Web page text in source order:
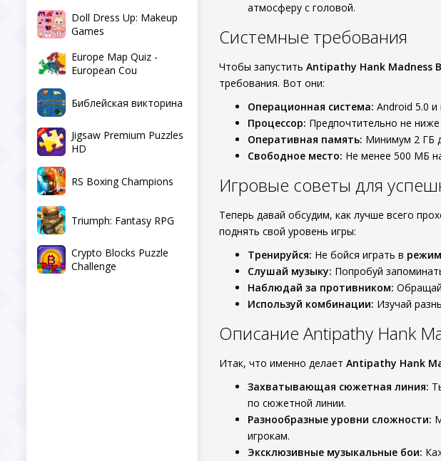
Doll Dress Up: Makeup
Games
Europe Map Quiz -
European Cou
Библейская викторина
Jigsaw Premium Puzzles
HD
RS Boxing Champions
Triumph: Fantasy RPG
Crypto Blocks Puzzle
Challenge
атмосферу с головой.
Системные требования
Чтобы запустить Antipathy Hank Madness
требования. Вот они:
Операционная система: Android 5.0
Процессор: Предпочтительно не ниже
Оперативная память: Минимум 2 ГБ
Свободное место: Не менее 500 МБ
Игровые советы для
Теперь давай обсудим, как лучше всего
поднять свой уровень игры:
Тренируйся: Не бойся играть в
Слушай музыку: Попробуй
Наблюдай за противником: Обращай
Используй комбинации: Изучай
Описание Antipathy Hank
Итак, что именно делает Antipathy Hank
Захватывающая сюжетная линия:
по сюжетной линии.
Разнообразные уровни сложности:
игрокам.
Эксклюзивные музыкальные бои: